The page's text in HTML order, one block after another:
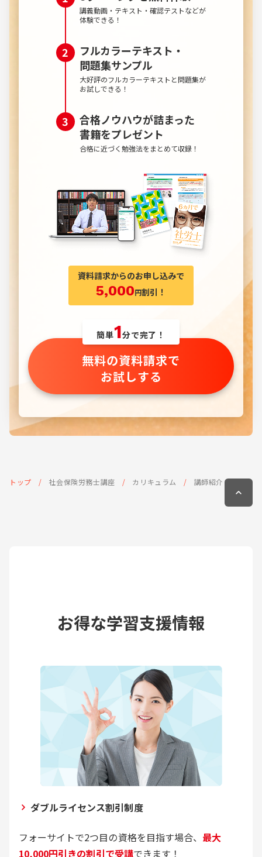
講義動画・テキスト・確認テストなどが
体験できる！
フルカラーテキスト・
問題集サンプル
大好評のフルカラーテキストと問題集が
お試しできる！
合格ノウハウが詰まった
書籍をプレゼント
合格に近づく勉強法をまとめて収録！
資料請求からのお申し込みで
5,000円割引！
簡単1分で完了！
無料の資料請求で
お試しする
トップ 社会保険労務士講座 カリキュラム 講師紹介
お得な学習支援情報
ダブルライセンス割引制度
フォーサイトで2つ目の資格を目指す場合、 最大
10,000円引きの割引で受講できます！